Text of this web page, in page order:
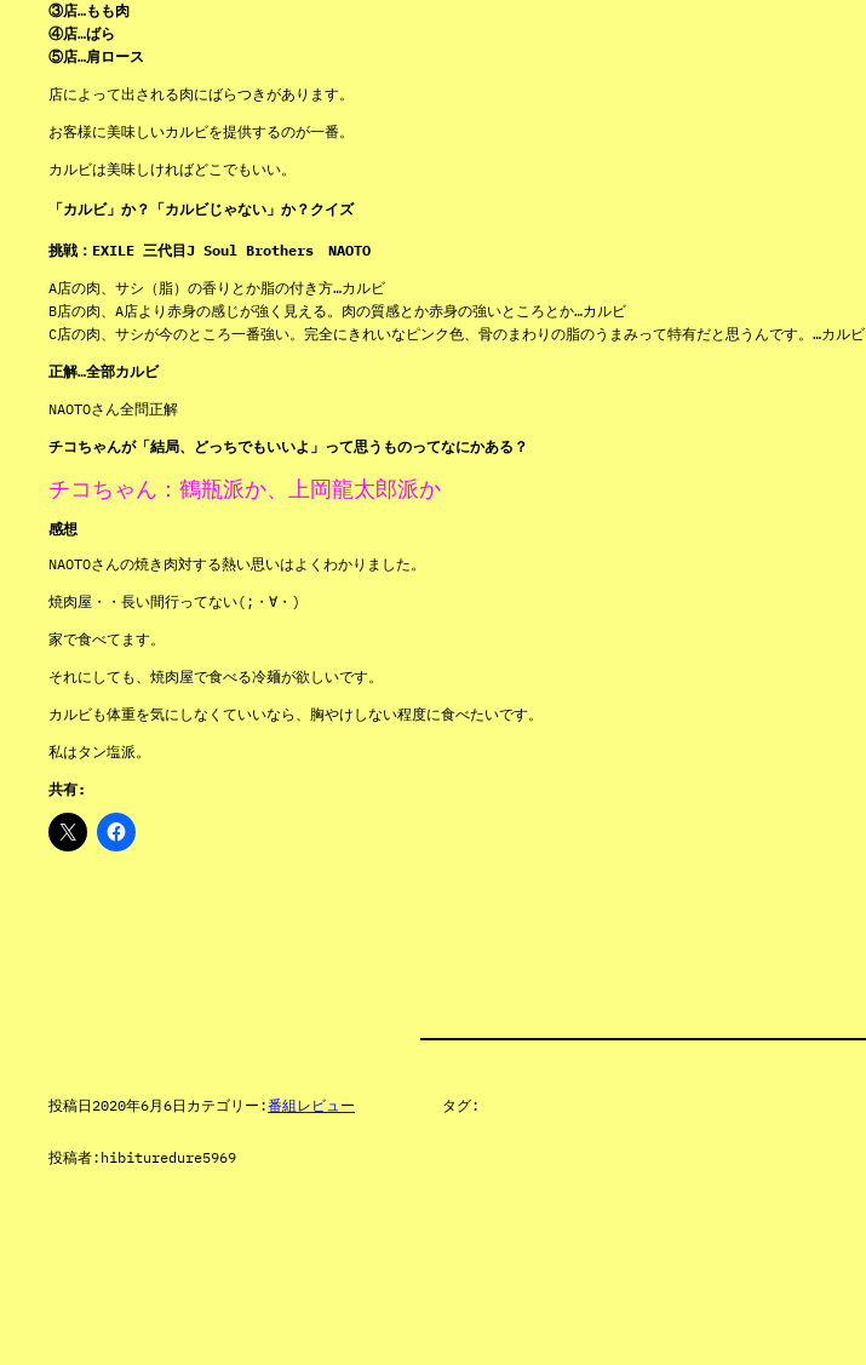
③店…もも肉
④店…ばら
⑤店…肩ロース
店によって出される肉にばらつきがあります。
お客様に美味しいカルビを提供するのが一番。
カルビは美味しければどこでもいい。
「カルビ」か？「カルビじゃない」か？クイズ
挑戦：EXILE 三代目J Soul Brothers NAOTO
A店の肉、サシ（脂）の香りとか脂の付き方…カルビ
B店の肉、A店より赤身の感じが強く見える。肉の質感とか赤身の強いところとか…カルビ
C店の肉、サシが今のところ一番強い。完全にきれいなピンク色、骨のまわりの脂のうまみって特有だと思うんです。…カルビ
正解…全部カルビ
NAOTOさん全問正解
チコちゃんが「結局、どっちでもいいよ」って思うものってなにかある？
チコちゃん：鶴瓶派か、上岡龍太郎派か
感想
NAOTOさんの焼き肉対する熱い思いはよくわかりました。
焼肉屋・・長い間行ってない(;・∀・)
家で食べてます。
それにしても、焼肉屋で食べる冷麺が欲しいです。
カルビも体重を気にしなくていいなら、胸やけしない程度に食べたいです。
私はタン塩派。
共有:
投稿日2020年6月6日 カテゴリー:番組レビュー
投稿者: hibituredure5969
タグ: